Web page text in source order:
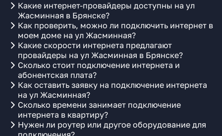
Какие интернет-провайдеры доступны на ул
Жасминная в Брянске?
Как проверить, можно ли подключить интернет в
моем доме на ул Жасминная?
Какие скорости интернета предлагают
провайдеры на ул Жасминная в Брянске?
Сколько стоит подключение интернета и
абонентская плата?
Как оставить заявку на подключение интернета
на ул Жасминная?
Сколько времени занимает подключение
интернета в квартиру?
Нужен ли роутер или другое оборудование для